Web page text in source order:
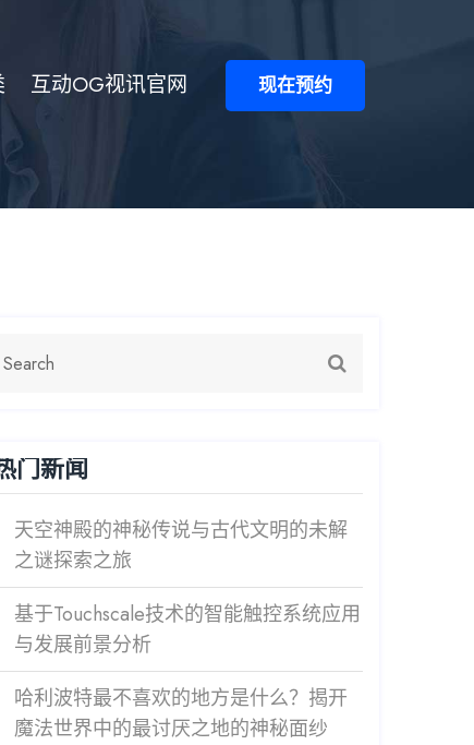
互动OG视讯官网 现在预约
门新闻
天空神殿的神秘传说与古代文明的未解
之谜探索之旅
基于Touchscale技术的智能触控系统应用
与发展前景分析
哈利波特最不喜欢的地方是什么？揭开
魔法世界中的最讨厌之地的神秘面纱